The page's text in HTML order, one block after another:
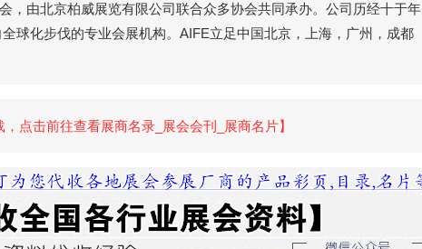
，由北京柏威展览有限公司联合众多协会共同承办。公司历经十于年
球化步伐的专业会展机构。AIFE立足中国北京，上海，广州，成都
点击前往查看展商名录_展会会刊_展商名片】